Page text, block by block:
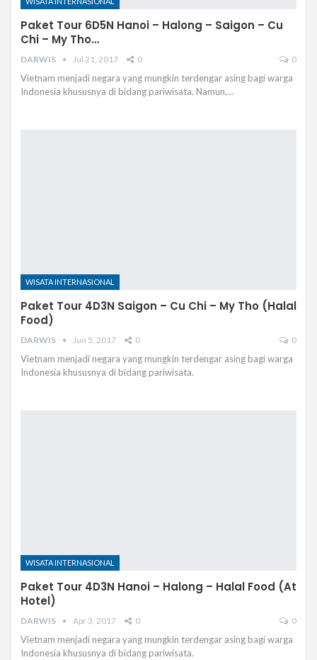
Paket Tour 6D5N Hanoi – Halong – Saigon – Cu
Chi – My Tho…
DARWIS Jul 21, 2017 0 0
Vietnam menjadi negara yang mungkin terdengar asing bagi warga
Indonesia khususnya di bidang pariwisata. Namun,…
WISATA INTERNASIONAL
Paket Tour 4D3N Saigon – Cu Chi – My Tho (Halal
Food)
DARWIS Jun 5, 2017 0 0
Vietnam menjadi negara yang mungkin terdengar asing bagi warga
Indonesia khususnya di bidang pariwisata.
WISATA INTERNASIONAL
Paket Tour 4D3N Hanoi – Halong – Halal Food (At
Hotel)
DARWIS Apr 3, 2017 0 0
Vietnam menjadi negara yang mungkin terdengar asing bagi warga
Indonesia khususnya di bidang pariwisata.